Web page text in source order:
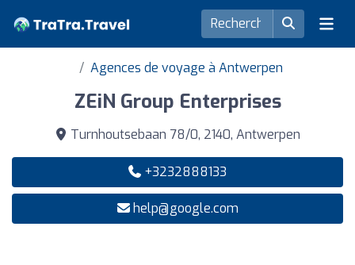
Agences de voyage à Antwerpen
ZEiN Group Enterprises
Turnhoutsebaan 78/0, 2140, Antwerpen
+3232888133
help@google.com